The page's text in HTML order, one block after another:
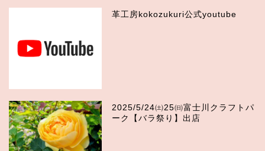
革工房kokozukuri公式youtube
2025/5/24㈯25㈰富士川クラフトパ
ーク【バラ祭り】出店